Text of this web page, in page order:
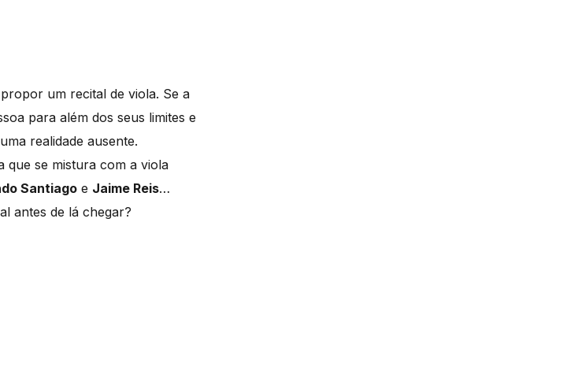
um recital de viola. Se a
para além dos seus limites e
realidade ausente.
que se mistura com a viola
Santiago e Jaime Reis…
antes de lá chegar?